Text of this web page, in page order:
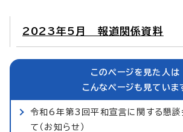
2023年5月 報道関係資料
このページを見た人は
こんなページも見ていま
令和6年第3回平和宣言に関する懇談
て（お知らせ）